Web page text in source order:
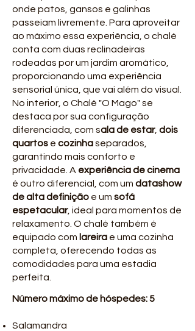
onde patos, gansos e galinhas
passeiam livremente. Para aproveitar
ao máximo essa experiência, o chalé
conta com duas reclinadeiras
rodeadas por um jardim aromático,
proporcionando uma experiência
sensorial única, que vai além do visual.
No interior, o Chalé "O Mago" se
destaca por sua configuração
diferenciada, com sala de estar, dois
quartos e cozinhaseparados,
garantindo mais conforto e
privacidade. A experiência de cinema
é outro diferencial, com um datashow
de alta definição e um sofá
espetacular, ideal para momentos de
relaxamento. O chalé também é
equipado com lareira e uma cozinha
completa, oferecendo todas as
comodidades para uma estadia
perfeita.
Número máximo de hóspedes: 5
Salamandra